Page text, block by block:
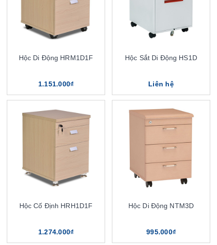
Hộc Di Động HRM1D1F
1.151.000₫
Hộc Sắt Di Động HS1D
Liên hệ
Hộc Cố Định HRH1D1F
1.274.000₫
Hộc Di Động NTM3D
995.000₫